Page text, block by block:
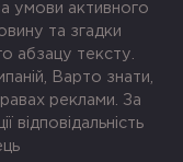
умови активного
та згадки
абзацу тексту.
Варто знати,
реклами. За
відповідальність